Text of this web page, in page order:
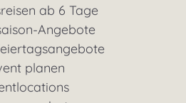
ab 6 Tage
Angebote
planen